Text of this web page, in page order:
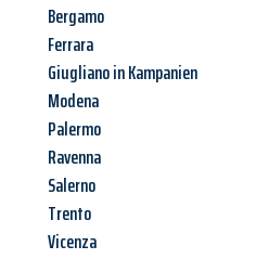
Bergamo
Ferrara
Giugliano in Kampanien
Modena
Palermo
Ravenna
Salerno
Trento
Vicenza